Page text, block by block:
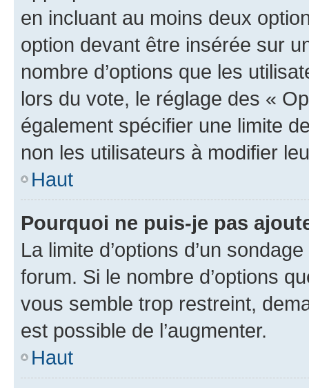
en incluant au moins deux
option devant être insérée sur
nombre d’options que les
lors du vote, le réglage des «
également spécifier une limite
non les utilisateurs à modifier
Haut
Pourquoi ne puis-je pas
La limite d’options d’un
forum. Si le nombre d’options
vous semble trop restreint,
est possible de l’augmenter.
Haut